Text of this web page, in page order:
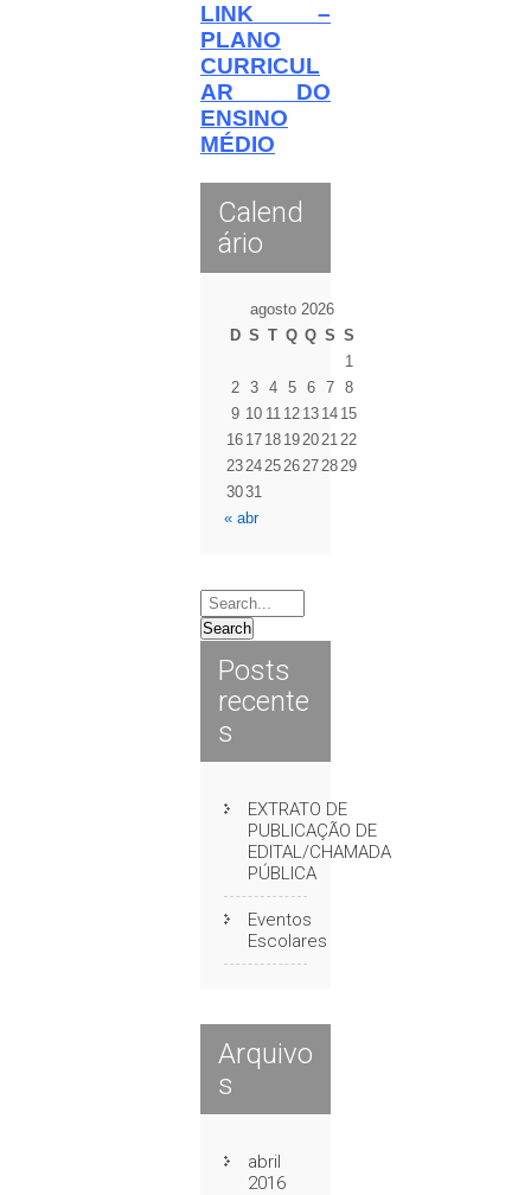
LINK –
PLANO
CURRICUL
AR DO
ENSINO
MÉDIO
Calend
ário
agosto 2026
D S T Q Q S S
1
2
3 4 5 6 7
8
9 10 11 12 13 14 15
16 17 18 19202122
23242526272829
3031
« abr
Posts
recente
s
EXTRATO DE
PUBLICAÇÃO DE
EDITAL/CHAMADA
PÚBLICA
Eventos
Escolares
Arquivo
s
abril
2016